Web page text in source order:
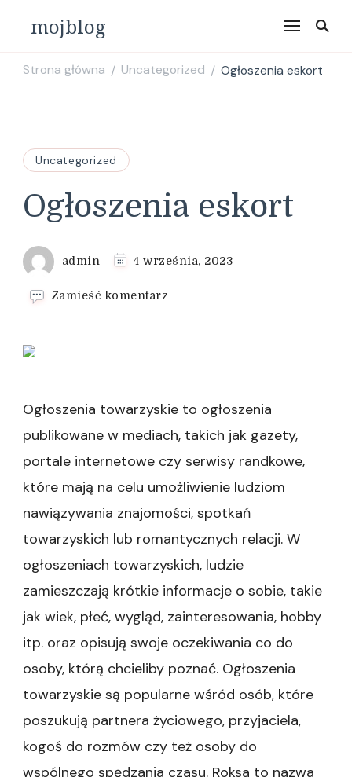
mojblog
Strona główna / Uncategorized / Ogłoszenia eskort
Uncategorized
Ogłoszenia eskort
admin 4 września, 2023
Zamieść komentarz
Ogłoszenia towarzyskie to ogłoszenia
publikowane w mediach, takich jak gazety,
portale internetowe czy serwisy randkowe,
które mają na celu umożliwienie ludziom
nawiązywania znajomości, spotkań
towarzyskich lub romantycznych relacji. W
ogłoszeniach towarzyskich, ludzie
zamieszczają krótkie informacje o sobie, takie
jak wiek, płeć, wygląd, zainteresowania, hobby
itp. oraz opisują swoje oczekiwania co do
osoby, którą chcieliby poznać. Ogłoszenia
towarzyskie są popularne wśród osób, które
poszukują partnera życiowego, przyjaciela,
kogoś do rozmów czy też osoby do
wspólnego spędzania czasu. Roksa to nazwa